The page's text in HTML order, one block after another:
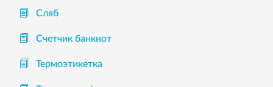
Сляб
Счетчик банкнот
Термоэтикетка